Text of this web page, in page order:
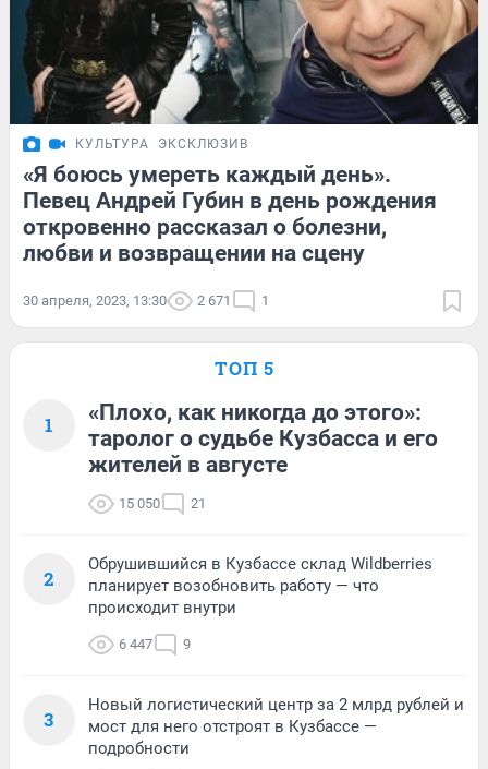
КУЛЬТУРА ЭКСКЛЮЗИВ
«Я боюсь умереть каждый день».
Певец Андрей Губин в день рождения
откровенно рассказал о болезни,
любви и возвращении на сцену
30 апреля, 2023, 13:30 2 671 1
ТОП 5
1
«Плохо, как никогда до этого»:
таролог о судьбе Кузбасса и его
жителей в августе
15 050 21
2
Обрушившийся в Кузбассе склад Wildberries
планирует возобновить работу — что
происходит внутри
6 447 9
3
Новый логистический центр за 2 млрд рублей и
мост для него отстроят в Кузбассе —
подробности